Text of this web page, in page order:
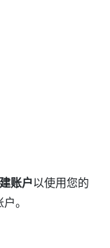
账户以使用您的
。